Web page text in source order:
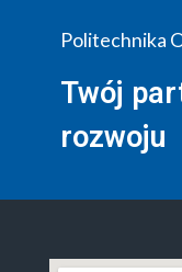
Politechnika
Twój
rozwoju